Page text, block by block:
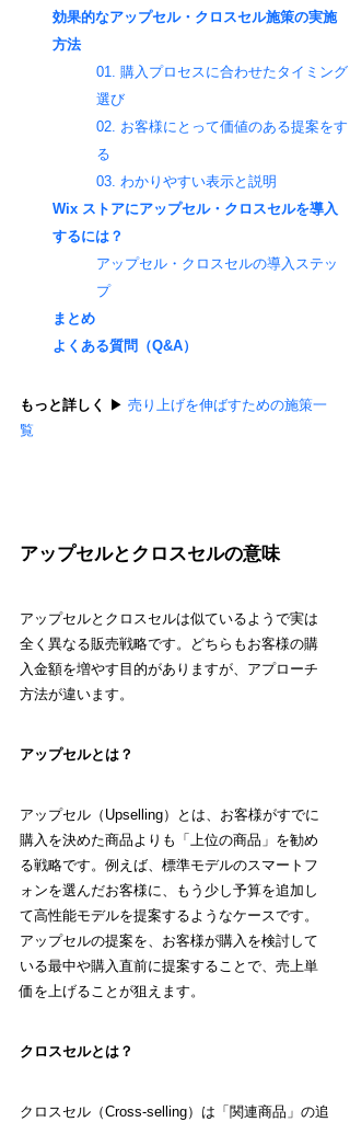
効果的なアップセル・クロスセル施策の実施
方法
01. 購入プロセスに合わせたタイミング
選び
02. お客様にとって価値のある提案をす
る
03. わかりやすい表示と説明
Wix ストアにアップセル・クロスセルを導入
するには？
アップセル・クロスセルの導入ステッ
プ
まとめ
よくある質問（Q&A）
もっと詳しく ▶︎ 売り上げを伸ばすための施策一
覧
アップセルとクロスセルの意味
アップセルとクロスセルは似ているようで実は
全く異なる販売戦略です。どちらもお客様の購
入金額を増やす目的がありますが、アプローチ
方法が違います。
アップセルとは？
アップセル（ Upselling）とは、お客様がすでに
購入を決めた商品よりも「上位の商品」を勧め
る戦略です。例えば、標準モデルのスマートフ
ォンを選んだお客様に、もう少し予算を追加し
て高性能モデルを提案するようなケースです。
アップセルの提案を、お客様が購入を検討して
いる最中や購入直前に提案することで、売上単
価を上げることが狙えます。
クロスセルとは？
クロスセル（Cross-selling）は「関連商品」の追